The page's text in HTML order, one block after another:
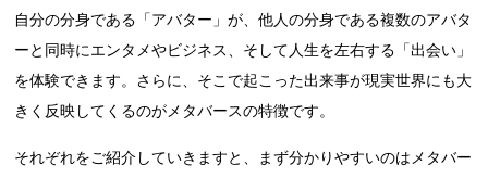
自分の分身である「アバター」が、他人の分身である複数のアバタ
ーと同時にエンタメやビジネス、そして人生を左右する「出会い」
を体験できます。さらに、そこで起こった出来事が現実世界にも大
きく反映してくるのがメタバースの特徴です。
それぞれをご紹介していきますと、まず分かりやすいのはメタバー